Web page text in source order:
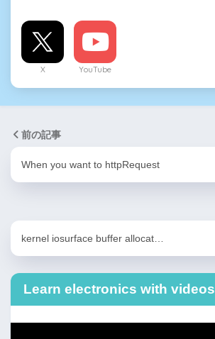
X YouTube
前の記事
When you want to httpRequest
kernel iosurface buffer allocat…
Learn electronics with videos